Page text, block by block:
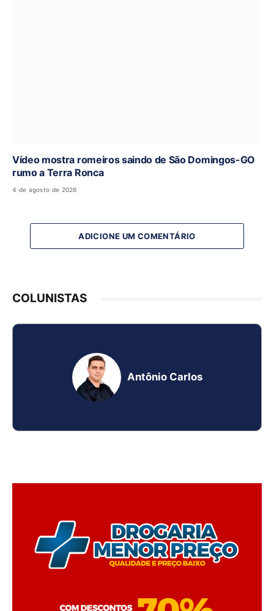
Vídeo mostra romeiros saindo de São Domingos-GO
rumo a Terra Ronca
4 de agosto de 2026
ADICIONE UM COMENTÁRIO
COLUNISTAS
Antônio Carlos